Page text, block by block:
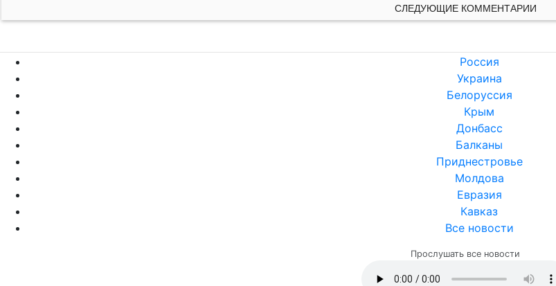
СЛЕДУЮЩИЕ КОММЕНТАРИИ
Россия
Украина
Белоруссия
Крым
Донбасс
Балканы
Приднестровье
Молдова
Евразия
Кавказ
Все новости
Прослушать все новости